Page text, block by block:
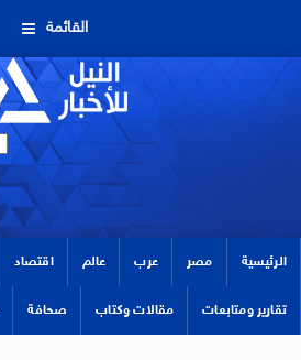
القائمة
الرئيسية مصر عرب عالم اقتصاد
تقارير ومتابعات مقالات وكتاب صحافة